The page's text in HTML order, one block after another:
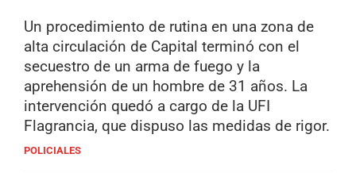
Un procedimiento de rutina en una zona de
alta circulación de Capital terminó con el
secuestro de un arma de fuego y la
aprehensión de un hombre de 31 años. La
intervención quedó a cargo de la UFI
Flagrancia, que dispuso las medidas de rigor.
POLICIALES